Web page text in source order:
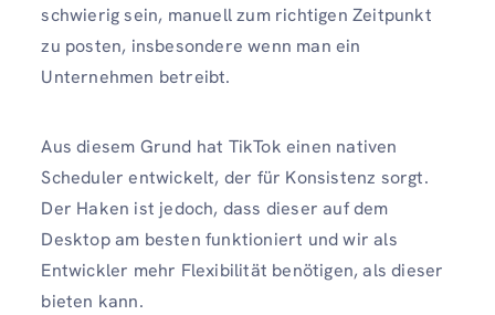
schwierig sein, manuell zum richtigen Zeitpunkt
zu posten, insbesondere wenn man ein
Unternehmen betreibt.
Aus diesem Grund hat TikTok einen nativen
Scheduler entwickelt, der für Konsistenz sorgt.
Der Haken ist jedoch, dass dieser auf dem
Desktop am besten funktioniert und wir als
Entwickler mehr Flexibilität benötigen, als dieser
bieten kann.